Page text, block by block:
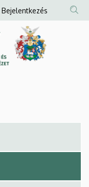
Anonim
Felhasználói
Bejelentkezés